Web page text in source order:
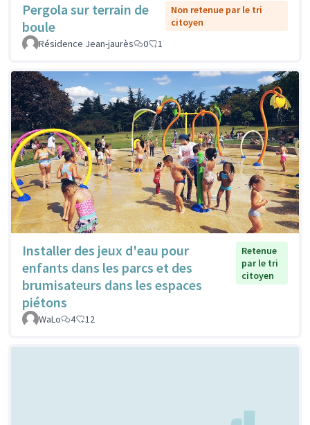
Pergola sur terrain de
boule
Non retenue par le tri
citoyen
Résidence Jean-jaurès
0 1
Installer des jeux d'eau pour
enfants dans les parcs et des
brumisateurs dans les espaces
piétons
Retenue
par le tri
citoyen
WaLo 4 12